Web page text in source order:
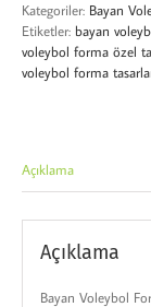
Kategoriler: Bayan
Etiketler: bayan
voleybol forma özel
voleybol forma
Açıklama
Açıklama
Bayan Voleybol